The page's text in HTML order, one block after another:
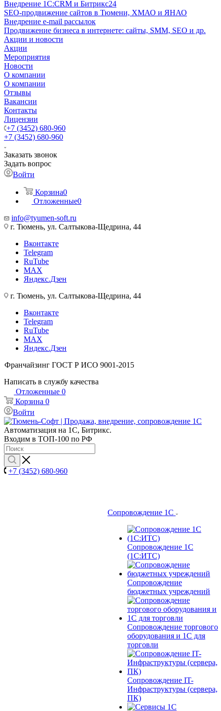
Внедрение 1C:CRM и Битрикс24
SEO-продвижение сайтов в Тюмени, ХМАО и ЯНАО
Внедрение e-mail рассылок
Продвижение бизнеса в интернете: сайты, SMM, SEO и др.
Акции и новости
Акции
Мероприятия
Новости
О компании
О компании
Отзывы
Вакансии
Контакты
Лицензии
+7 (3452) 680-960
+7 (3452) 680-960
Заказать звонок
Задать вопрос
Войти
Корзина0
Отложенные0
info@tyumen-soft.ru
г. Тюмень, ул. Салтыкова-Щедрина, 44
Вконтакте
Telegram
RuTube
MAX
Яндекс.Дзен
г. Тюмень, ул. Салтыкова-Щедрина, 44
Вконтакте
Telegram
RuTube
MAX
Яндекс.Дзен
Франчайзинг ГОСТ Р ИСО 9001-2015
Написать в службу качества
Отложенные 0
Корзина 0
Войти
Автоматизация на 1С, Битрикс.
Входим в ТОП-100 по РФ
+7 (3452) 680-960
Сопровождение 1С
Сопровождение 1С
(1С:ИТС)
Сопровождение
бюджетных учреждений
Сопровождение торгового
оборудования и 1С для
торговли
Сопровождение IT-
Инфраструктуры (сервера,
ПК)